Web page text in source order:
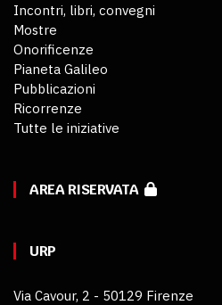
Incontri, libri, convegni
Mostre
Onorificenze
Pianeta Galileo
Pubblicazioni
Ricorrenze
Tutte le iniziative
AREA RISERVATA
URP
Via Cavour, 2 - 50129 Firenze